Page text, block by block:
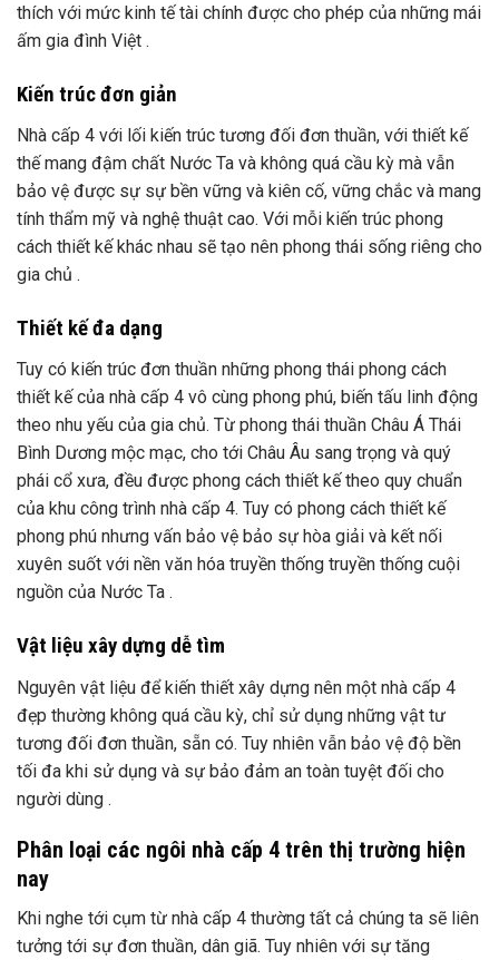
thích với mức kinh tế tài chính được cho phép của những mái
ấm gia đình Việt .
Kiến trúc đơn giản
Nhà cấp 4 với lối kiến trúc tương đối đơn thuần, với thiết kế
thế mang đậm chất Nước Ta và không quá cầu kỳ mà vẫn
bảo vệ được sự sự bền vững và kiên cố, vững chắc và mang
tính thẩm mỹ và nghệ thuật cao. Với mỗi kiến trúc phong
cách thiết kế khác nhau sẽ tạo nên phong thái sống riêng cho
gia chủ .
Thiết kế đa dạng
Tuy có kiến trúc đơn thuần những phong thái phong cách
thiết kế của nhà cấp 4 vô cùng phong phú, biến tấu linh động
theo nhu yếu của gia chủ. Từ phong thái thuần Châu Á Thái
Bình Dương mộc mạc, cho tới Châu Âu sang trọng và quý
phái cổ xưa, đều được phong cách thiết kế theo quy chuẩn
của khu công trình nhà cấp 4. Tuy có phong cách thiết kế
phong phú nhưng vấn bảo vệ bảo sự hòa giải và kết nối
xuyên suốt với nền văn hóa truyền thống truyền thống cuội
nguồn của Nước Ta .
Vật liệu xây dựng dễ tìm
Nguyên vật liệu để kiến thiết xây dựng nên một nhà cấp 4
đẹp thường không quá cầu kỳ, chỉ sử dụng những vật tư
tương đối đơn thuần, sẵn có. Tuy nhiên vẫn bảo vệ độ bền
tối đa khi sử dụng và sự bảo đảm an toàn tuyệt đối cho
người dùng .
Phân loại các ngôi nhà cấp 4 trên thị trường hiện
nay
Khi nghe tới cụm từ nhà cấp 4 thường tất cả chúng ta sẽ liên
tưởng tới sự đơn thuần, dân giã. Tuy nhiên với sự tăng